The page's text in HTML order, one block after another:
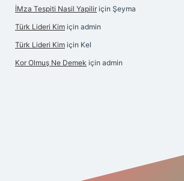
İMza Tespiti Nasil Yapilir için Şeyma
Türk Lideri Kim için admin
Türk Lideri Kim için Kel
Kor Olmuş Ne Demek için admin